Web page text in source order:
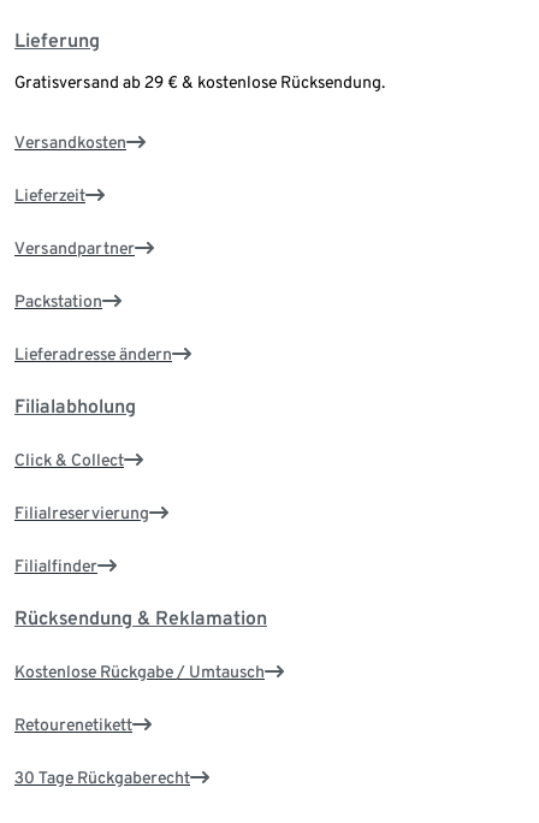
Lieferung
Gratisversand ab 29 € & kostenlose Rücksendung.
Versandkosten
Lieferzeit
Versandpartner
Packstation
Lieferadresse ändern
Filialabholung
Click & Collect
Filialreservierung
Filialfinder
Rücksendung & Reklamation
Kostenlose Rückgabe / Umtausch
Retourenetikett
30 Tage Rückgaberecht